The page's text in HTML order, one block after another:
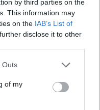
by third parties on the
This information may
on the IAB’s List of
disclose it to other
one or more Google
You may click to
its third-party tags to
in below Google
Outs
of my
a